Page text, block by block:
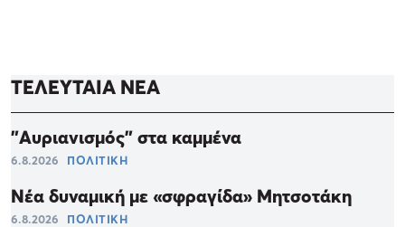
ΤΕΛΕΥΤΑΙΑ ΝΕΑ
"Αυριανισμός" στα καμμένα
6.8.2026 ΠΟΛΙΤΙΚΗ
Νέα δυναμική με «σφραγίδα» Μητσοτάκη
6.8.2026 ΠΟΛΙΤΙΚΗ